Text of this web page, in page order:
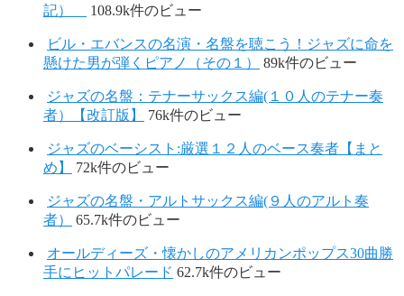
記）
108.9k件のビュー
ビル・エバンスの名演・名盤を聴こう！ジャズに命を
懸けた男が弾くピアノ（その１）
89k件のビュー
ジャズの名盤：テナーサックス編(１０人のテナー奏
者）【改訂版】
76k件のビュー
ジャズのベーシスト:厳選１２人のベース奏者【まと
め】
72k件のビュー
ジャズの名盤・アルトサックス編(９人のアルト奏
者）
65.7k件のビュー
オールディーズ・懐かしのアメリカンポップス30曲勝
手にヒットパレード 62.7k件のビュー